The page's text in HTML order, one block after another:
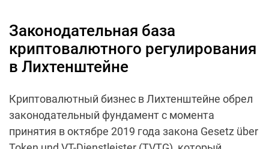
Законодательная база
криптовалютного регулирования
в Лихтенштейне
Криптовалютный бизнес в Лихтенштейне обрел
законодательный фундамент с момента
принятия в октябре 2019 года закона Gesetz über